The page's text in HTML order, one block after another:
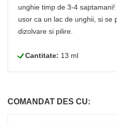
unghie timp de 3-4
usor ca un lac de unghii, si se
dizolvare si pilire.
LCantitate: 13 ml
COMANDAT DES CU: